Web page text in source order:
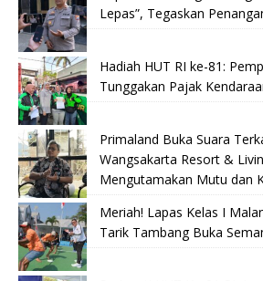
Lepas”, Tegaskan
Hadiah HUT RI ke-81:
Tunggakan Pajak
Primaland Buka Suara
Wangsakarta Resort &
Mengutamakan Mutu dan
Meriah! Lapas Kelas I
Tarik Tambang Buka